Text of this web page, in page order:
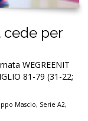
cede per
WEGREENIT
81-79 (31-22;
Mascio, Serie A2,